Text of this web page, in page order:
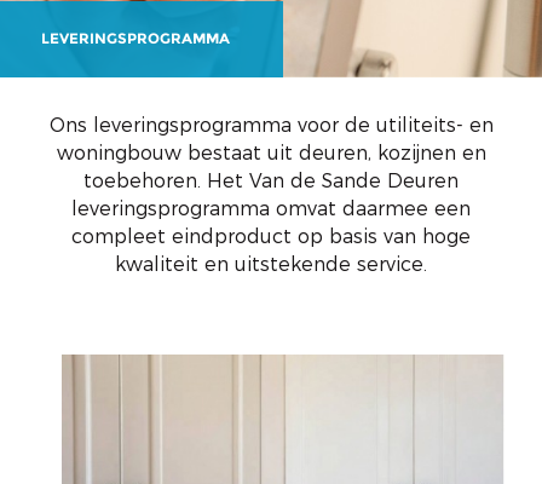
LEVERINGSPROGRAMMA
Ons leveringsprogramma voor de utiliteits- en
woningbouw bestaat uit deuren, kozijnen en
toebehoren. Het Van de Sande Deuren
leveringsprogramma omvat daarmee een
compleet eindproduct op basis van hoge
kwaliteit en uitstekende service.